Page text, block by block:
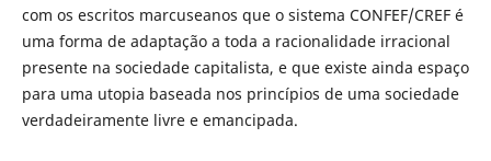
com os escritos marcuseanos que o sistema CONFEF/CREF é
uma forma de adaptação a toda a racionalidade irracional
presente na sociedade capitalista, e que existe ainda espaço
para uma utopia baseada nos princípios de uma sociedade
verdadeiramente livre e emancipada.